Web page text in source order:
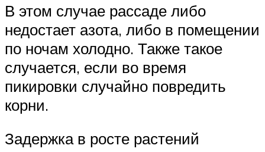
В этом случае рассаде либо
недостает азота, либо в помещении
по ночам холодно. Также такое
случается, если во время
пикировки случайно повредить
корни.
Задержка в росте растений